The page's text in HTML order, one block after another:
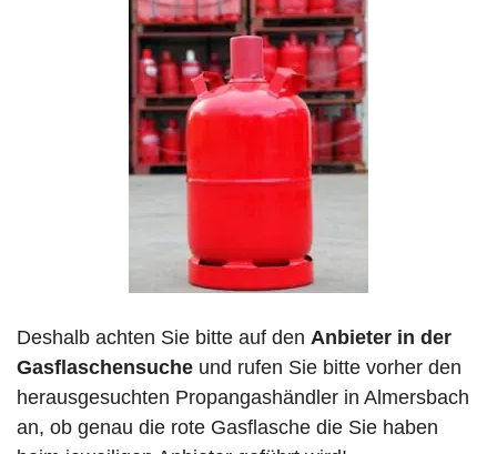
Deshalb achten Sie bitte auf den Anbieter in der
Gasflaschensuche und rufen Sie bitte vorher den
herausgesuchten Propangashändler in Almersbach
an, ob genau die rote Gasflasche die Sie haben